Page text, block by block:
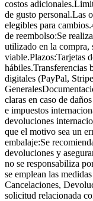
costos
de gusto personal.Las
elegibles para
de reembolso:Se
utilizado en la compra,
viable.Plazos:Tarjetas
hábiles.Transferencias
digitales (PayPal,
claras en caso de
e impuestos
devoluciones
que el motivo sea un
embalaje:Se
devoluciones y
no se responsabiliza
se emplean las
Cancelaciones,
solicitud relacionada